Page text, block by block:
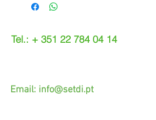
Tel.: + 351 22 784 04 14
Email: info@setdi.pt